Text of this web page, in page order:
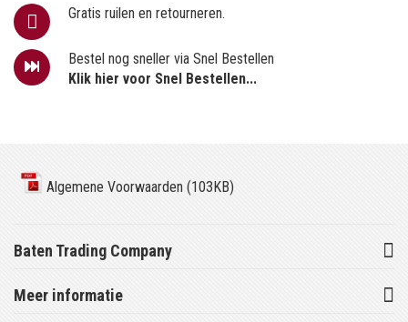
Gratis ruilen en retourneren.
Bestel nog sneller via Snel Bestellen
Klik hier voor Snel Bestellen...
Algemene Voorwaarden (103KB)
Baten Trading Company
Meer informatie